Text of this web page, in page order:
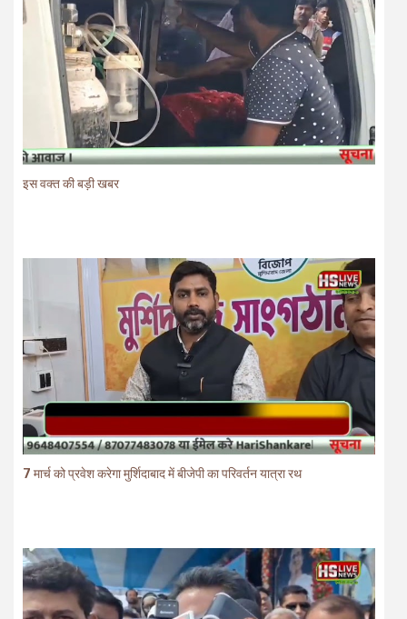
इस वक्त की बड़ी खबर
7 मार्च को प्रवेश करेगा मुर्शिदाबाद में बीजेपी का परिवर्तन यात्रा रथ